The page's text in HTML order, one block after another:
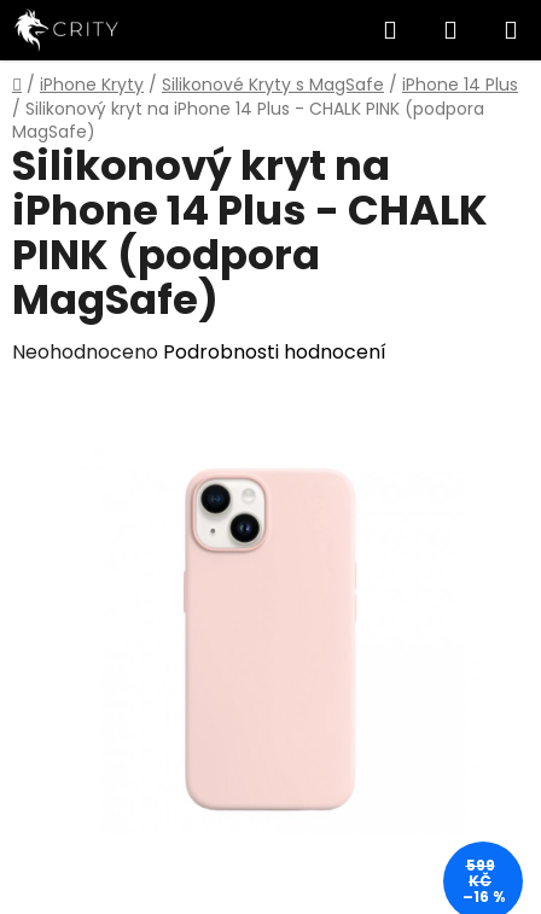
Přejít
na
obsah
Hledat
KOŠÍK
Domů
/ iPhone Kryty / Silikonové Kryty s MagSafe / iPhone 14 Plus
/ Silikonový kryt na iPhone 14 Plus - CHALK PINK (podpora
MagSafe)
Silikonový kryt na
iPhone 14 Plus - CHALK
PINK (podpora
MagSafe)
Průměrné
Neohodnoceno Podrobnosti hodnocení
599
KČ
–16 %